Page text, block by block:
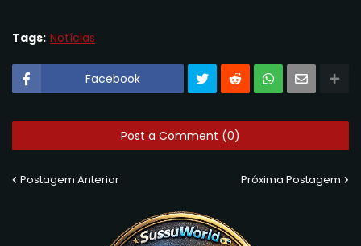
Tags: Notícias
Facebook
Post a Comment (0)
Postagem Anterior Próxima Postagem